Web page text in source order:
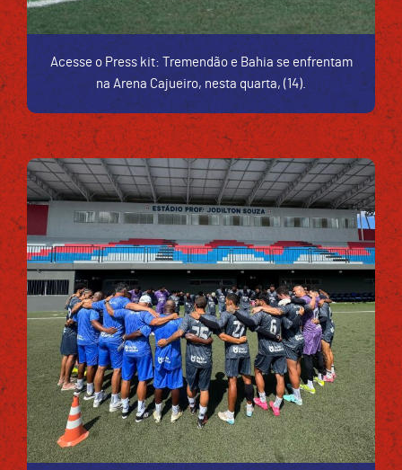
Acesse o Press kit: Tremendão e Bahia se enfrentam
na Arena Cajueiro, nesta quarta, (14).